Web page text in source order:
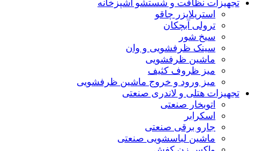
تجهیزات نظافت و شستشو آشپزخانه
استریلایزر چاقو
ترولی آبچکان
سیخ شور
سینک ظرفشویی و وان
ماشین ظرفشویی
میز ظروف کثیف
میز ورود و خروج ماشین ظرفشویی
تجهیزات هتلی و لاندری صنعتی
اتوبخار صنعتی
اسکرابر
جارو برقی صنعتی
ماشین لباسشویی صنعتی